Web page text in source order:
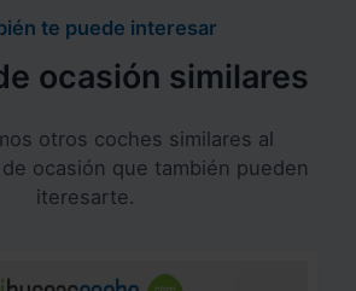
te puede interesar
ocasión similares
otros coches similares al
de ocasión que también pueden
iteresarte.